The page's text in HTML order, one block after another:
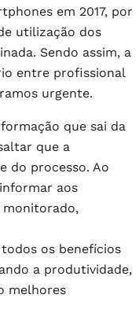
em 2017, por
utilização dos
Sendo assim, a
entre profissional
urgente.
que sai da
que a
do processo. Ao
aos
monitorado,
os benefícios
a produtividade,
melhores